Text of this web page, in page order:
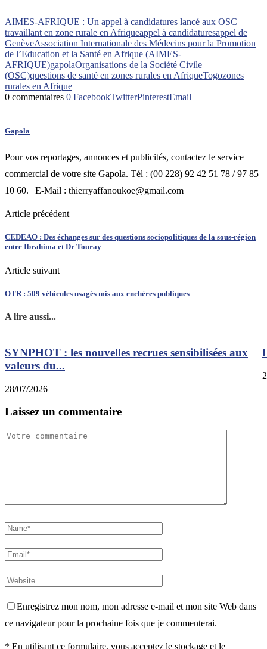
AIMES-AFRIQUE : Un appel à candidatures lancé aux OSC
travaillant en zone rurale en Afriqueappel à candidaturesappel de
GenèveAssociation Internationale des Médecins pour la Promotion
de l’Education et la Santé en Afrique (AIMES-
AFRIQUE)gapolaOrganisations de la Société Civile
(OSC)questions de santé en zones rurales en AfriqueTogozones
rurales en Afrique
0 commentaires 0 FacebookTwitterPinterestEmail
Gapola
Pour vos reportages, annonces et publicités, contactez le service
commercial de votre site Gapola. Tél : (00 228) 92 42 51 78 / 97 85
10 60. | E-Mail : thierryaffanoukoe@gmail.com
Article précédent
CEDEAO : Des échanges sur des questions sociopolitiques de la sous-région
entre Ibrahima et Dr Touray
Article suivant
OTR : 509 véhicules usagés mis aux enchères publiques
A lire aussi...
SYNPHOT : les nouvelles recrues sensibilisées aux
valeurs du...
28/07/2026
Laissez un commentaire
Enregistrez mon nom, mon adresse e-mail et mon site Web dans
ce navigateur pour la prochaine fois que je commenterai.
* En utilisant ce formulaire, vous acceptez le stockage et le